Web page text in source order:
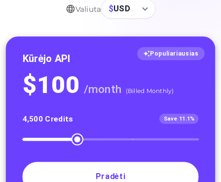
Valiuta $USD
Populiariausias
Kūrėjo API
$100 /month (Billed Monthly)
4,500 Credits Save 11.1%
Pradėti